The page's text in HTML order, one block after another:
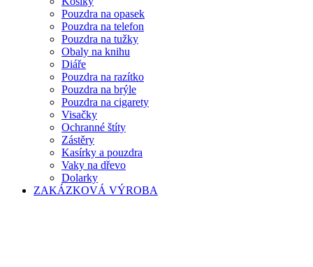
Pouzdra na opasek
Pouzdra na telefon
Pouzdra na tužky
Obaly na knihu
Diáře
Pouzdra na razítko
Pouzdra na brýle
Pouzdra na cigarety
Visačky
Ochranné štíty
Zástěry
Kasírky a pouzdra
Vaky na dřevo
Dolarky
ZAKÁZKOVÁ VÝROBA